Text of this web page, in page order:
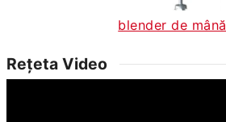
blender de mână
Rețeta Video